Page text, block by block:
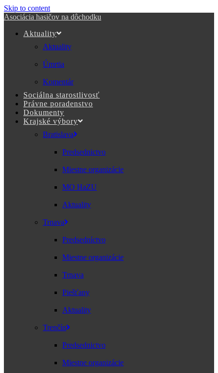
Skip to content
Asociácia hasičov na dôchodku
Aktuality
Aktuality
Úmrtia
Komentár
Sociálna starostlivosť
Právne poradenstvo
Dokumenty
Krajské výbory
Bratislava
Predsednictvo
Miestne organizácie
MO HaZU
Aktuality
Trnava
Predsedníctvo
Miestne organizácie
Trnava
Piešťany
Aktuality
Trenčín
Predsednictvo
Miestne organizácie